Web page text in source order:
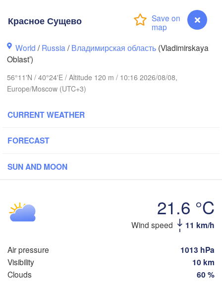
Красное Сущево
World /Russia /Владимирская область (Vladimirskaya
Oblast’)
56°11'N / 40°24'E / Altitude 120 m / 10:16 2026/08/08,
Europe/Moscow (UTC+3)
CURRENT WEATHER
FORECAST
SUN AND MOON
21.6 °C
Wind speed 11 km/h
Air pressure 1013 hPa
Visibility 10 km
Clouds 60 %
Нижний Новгород
(Nizhny Novgorod)
Череповец
(Cherepovets)
Вологда
(Vologda)
Москва